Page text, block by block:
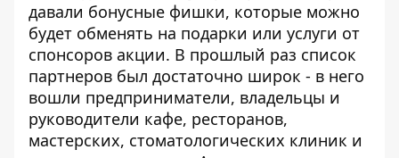
давали бонусные фишки, которые можно
будет обменять на подарки или услуги от
спонсоров акции. В прошлый раз список
партнеров был достаточно широк - в него
вошли предприниматели, владельцы и
руководители кафе, ресторанов,
мастерских, стоматологических клиник и